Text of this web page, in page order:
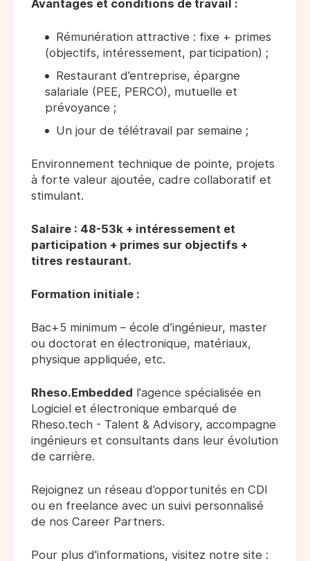
Avantages et conditions de travail :
Rémunération attractive : fixe + primes
(objectifs, intéressement, participation) ;
Restaurant d’entreprise, épargne
salariale (PEE, PERCO), mutuelle et
prévoyance ;
Un jour de télétravail par semaine ;
Environnement technique de pointe, projets
à forte valeur ajoutée, cadre collaboratif et
stimulant.
Salaire : 48-53k + intéressement et
participation + primes sur objectifs +
titres restaurant.
Formation initiale :
Bac+5 minimum – école d’ingénieur, master
ou doctorat en électronique, matériaux,
physique appliquée, etc.
Rheso.Embedded l'agence spécialisée en
Logiciel et électronique embarqué de
Rheso.tech - Talent & Advisory, accompagne
ingénieurs et consultants dans leur évolution
de carrière.
Rejoignez un réseau d’opportunités en CDI
ou en freelance avec un suivi personnalisé
de nos Career Partners.
Pour plus d'informations, visitez notre site :